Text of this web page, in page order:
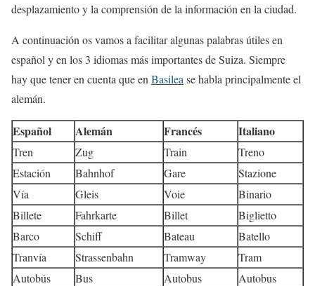
desplazamiento y la comprensión de la información en la ciudad.
A continuación os vamos a facilitar algunas palabras útiles en
español y en los 3 idiomas más importantes de Suiza. Siempre
hay que tener en cuenta que en Basilea se habla principalmente el
alemán.
Español Alemán Francés Italiano
Tren Zug Train
Treno
Estación
Bahnhof Gare
Stazione
Vía
Gleis Voie
Binario
Billete
Fahrkarte Billet
Biglietto
Barco
Schiff Bateau
Batello
Tranvía
Strassenbahn Tramway
Tram
Autobús
Bus Autobus
Autobus